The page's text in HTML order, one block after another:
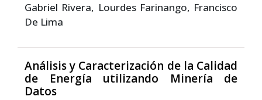
Gabriel Rivera, Lourdes Farinango, Francisco
De Lima
Análisis y Caracterización de la Calidad
de Energía utilizando Minería de
Datos